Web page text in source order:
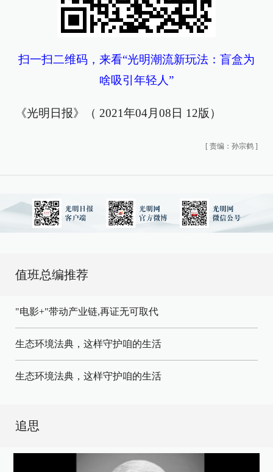
扫一扫二维码，来看“光明潮流新玩法：盲盒为
啥吸引年轻人”
《光明日报》（ 2021年04月08日 12版）
[ 责编：孙宗鹤 ]
值班总编推荐
"电影+"带动产业链,再证无可取代
生态环境法典，这样守护咱的生活
生态环境法典，这样守护咱的生活
追思